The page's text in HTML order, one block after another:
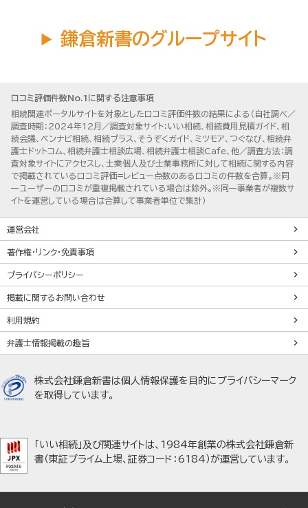
鎌倉新書のグループサイト
口コミ評価件数No.1に関する注意事項
相続関連ポータルサイトを対象とした口コミ評価件数の結果による（自社調べ／
調査時期：2024年12月／調査対象サイト：いい相続、相続費用見積ガイド、相
続会議、ベンナビ相続、相続プラス、そうぞくガイド、ミツモア、つぐなび、相続弁
護士ドットコム、相続弁護士相談広場、相続弁護士相談Cafe、他／調査方法：調
査対象サイトにアクセスし、士業個人及び士業事務所に対して相続に関する内容
で掲載されている口コミ評価=レビュー点数のある口コミの件数を合算。※同
一ユーザーの口コミが重複掲載されている場合は除外。※同一事業者が複数サ
イトを運営している場合は合算して事業者単位で集計）
運営会社
著作権・リンク・免責事項
プライバシーポリシー
掲載に関するお問い合わせ
利用規約
弁護士情報掲載の趣旨
株式会社鎌倉新書は個人情報保護を目的にプライバシーマーク
を取得しています。
「いい相続」及び関連サイトは、1984年創業の株式会社鎌倉新
書（東証プライム上場、証券コード：6184）が運営しています。